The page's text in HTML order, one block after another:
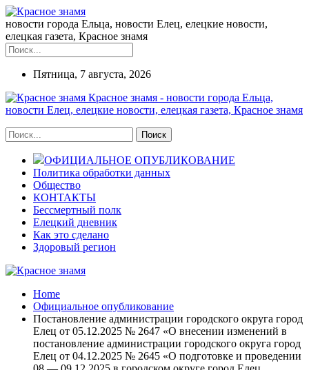
новости города Ельца, новости Елец, елецкие новости,
елецкая газета, Красное знамя
Пятница, 7 августа, 2026
Красное знамя - новости города Ельца,
новости Елец, елецкие новости, елецкая газета, Красное знамя
ОФИЦИАЛЬНОЕ ОПУБЛИКОВАНИЕ
Политика обработки данных
Общество
КОНТАКТЫ
Бессмертный полк
Елецкий дневник
Как это сделано
Здоровый регион
Home
Официальное опубликование
Постановление администрации городского округа город
Елец от 05.12.2025 № 2647 «О внесении изменений в
постановление администрации городского округа город
Елец от 04.12.2025 № 2645 «О подготовке и проведении